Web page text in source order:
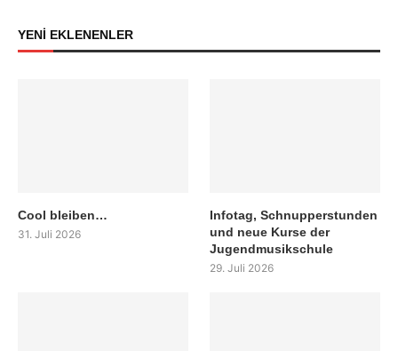
YENİ EKLENENLER
Cool bleiben…
31. Juli 2026
Infotag, Schnupperstunden
und neue Kurse der
Jugendmusikschule
29. Juli 2026